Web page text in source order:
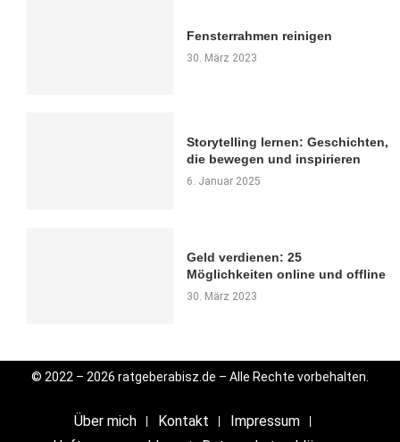
Fensterrahmen reinigen
30. März 2023
Storytelling lernen: Geschichten,
die bewegen und inspirieren
6. Januar 2025
Geld verdienen: 25
Möglichkeiten online und offline
30. März 2023
© 2022 – 2026 ratgeberabisz.de – Alle Rechte vorbehalten.
Über mich Kontakt
Impressum